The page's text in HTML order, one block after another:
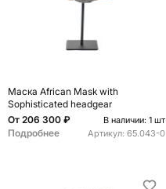
Маска African Mask with
Sophisticated headgear
От 206 300 ₽ В наличии: 1 шт
Подробнее Артикул: 65.043-0